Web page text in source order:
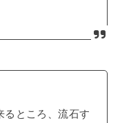
るところ、流石す